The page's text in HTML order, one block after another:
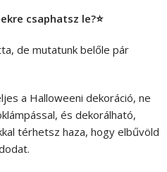
csaphatsz le?⭐
de mutatunk belőle pár
a Halloweeni dekoráció, ne
és dekorálható,
térhetsz haza, hogy elbűvöld